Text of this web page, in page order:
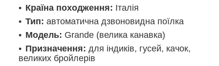
Країна походження: Італія
Тип: автоматична дзвоновидна поїлка
Модель: Grande (велика канавка)
Призначення: для індиків, гусей, качок,
великих бройлерів